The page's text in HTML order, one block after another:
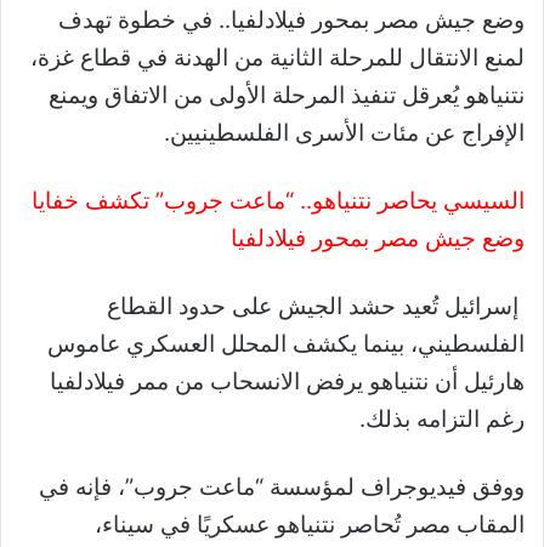
وضع جيش مصر بمحور فيلادلفيا.. في خطوة تهدف
لمنع الانتقال للمرحلة الثانية من الهدنة في قطاع غزة،
نتنياهو يُعرقل تنفيذ المرحلة الأولى من الاتفاق ويمنع
الإفراج عن مئات الأسرى الفلسطينيين.
السيسي يحاصر نتنياهو.. “ماعت جروب” تكشف خفايا
وضع جيش مصر بمحور فيلادلفيا
إسرائيل تُعيد حشد الجيش على حدود القطاع
الفلسطيني، بينما يكشف المحلل العسكري عاموس
هارئيل أن نتنياهو يرفض الانسحاب من ممر فيلادلفيا
رغم التزامه بذلك.
ووفق فيديوجراف لمؤسسة “ماعت جروب”، فإنه في
المقاب مصر تُحاصر نتنياهو عسكريًا في سيناء،